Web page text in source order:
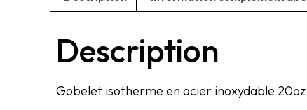
Description
Gobelet isotherme en acier inoxydable 20oz